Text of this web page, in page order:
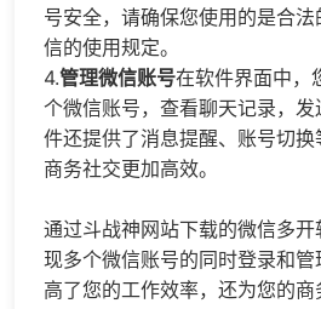
号安全，请确保您使用的是合
信的使用规定。
4.管理微信账号在软件界面中，
个微信账号，查看聊天记录，
件还提供了消息提醒、账号切
商务社交更加高效。
通过斗战神网站下载的微信多
现多个微信账号的同时登录和
高了您的工作效率，还为您的